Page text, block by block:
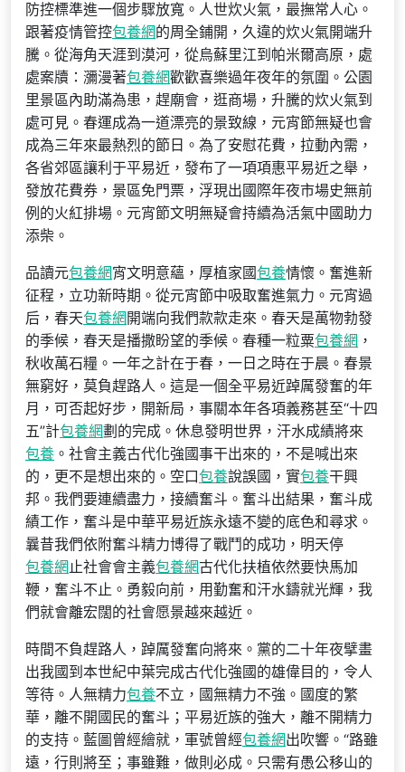
防控標準進一個步驟放寬。人世炊火氣，最撫常人心。
跟著疫情管控包養網的周全鋪開，久違的炊火氣開端升
騰。從海角天涯到漠河，從烏蘇里江到帕米爾高原，處
處案牘：瀰漫著包養網歡歡喜樂過年夜年的氛圍。公園
里景區內助滿為患，趕廟會，逛商場，升騰的炊火氣到
處可見。春運成為一道漂亮的景致線，元宵節無疑也會
成為三年來最熱烈的節日。為了安慰花費，拉動內需，
各省郊區讓利于平易近，發布了一項項惠平易近之舉，
發放花費券，景區免門票，浮現出國際年夜市場史無前
例的火紅排場。元宵節文明無疑會持續為活氣中國助力
添柴。
品讀元包養網宵文明意蘊，厚植家國包養情懷。奮進新
征程，立功新時期。從元宵節中吸取奮進氣力。元宵過
后，春天包養網 開端向我們款款走來。春天是萬物勃發
的季候，春天是播撒盼望的季候。春種一粒粟包養網 ，
秋收萬石糧。一年之計在于春，一日之時在于晨。春景
無窮好，莫負趕路人。這是一個全平易近踔厲發奮的年
月，可否起好步，開新局，事關本年各項義務甚至“十四
五”計包養網劃的完成。休息發明世界，汗水成績將來
包養 。社會主義古代化強國事干出來的，不是喊出來
的，更不是想出來的。空口包養說誤國，實包養干興
邦。我們要連續盡力，接續奮斗。奮斗出結果，奮斗成
績工作，奮斗是中華平易近族永遠不變的底色和尋求。
曩昔我們依附奮斗精力博得了戰鬥的成功，明天停
包養網止社會會主義包養網古代化扶植依然要快馬加
鞭，奮斗不止。勇毅向前，用勤奮和汗水鑄就光輝，我
們就會離宏闊的社會愿景越來越近。
時間不負趕路人，踔厲發奮向將來。黨的二十年夜擘畫
出我國到本世紀中葉完成古代化強國的雄偉目的，令人
等待。人無精力包養不立，國無精力不強。國度的繁
華，離不開國民的奮斗；平易近族的強大，離不開精力
的支持。藍圖曾經繪就，軍號曾經包養網出吹響。“路雖
遠，行則將至；事雖難，做則必成。只需有愚公移山的